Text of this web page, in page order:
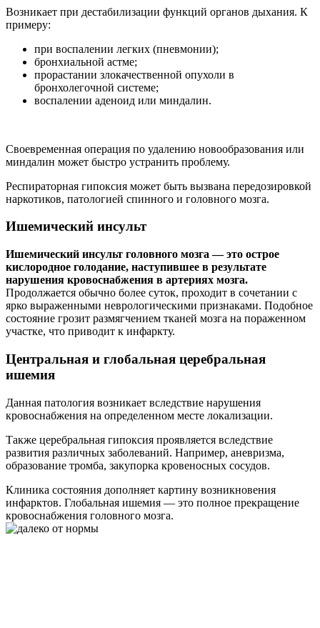
Возникает при дестабилизации функций органов дыхания. К
примеру:
при воспалении легких (пневмонии);
бронхиальной астме;
прорастании злокачественной опухоли в
бронхолегочной системе;
воспалении аденоид или миндалин.
Своевременная операция по удалению новообразования или
миндалин может быстро устранить проблему.
Респираторная гипоксия может быть вызвана передозировкой
наркотиков, патологией спинного и головного мозга.
Ишемический инсульт
Ишемический инсульт головного мозга — это острое
кислородное голодание, наступившее в результате
нарушения кровоснабжения в артериях мозга.
Продолжается обычно более суток, проходит в сочетании с
ярко выраженными неврологическими признаками. Подобное
состояние грозит размягчением тканей мозга на пораженном
участке, что приводит к инфаркту.
Центральная и глобальная церебральная
ишемия
Данная патология возникает вследствие нарушения
кровоснабжения на определенном месте локализации.
Также церебральная гипоксия проявляется вследствие
развития различных заболеваний. Например, аневризма,
образование тромба, закупорка кровеносных сосудов.
Клиника состояния дополняет картину возникновения
инфарктов. Глобальная ишемия — это полное прекращение
кровоснабжения головного мозга.